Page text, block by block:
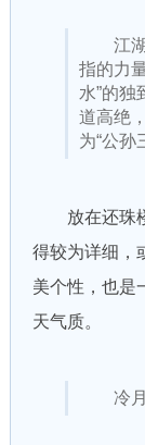
江湖
指的力
水”的独
道高绝
为“公孙
放在还珠楼
得较为详细，
美个性，也是
天气质。
冷月